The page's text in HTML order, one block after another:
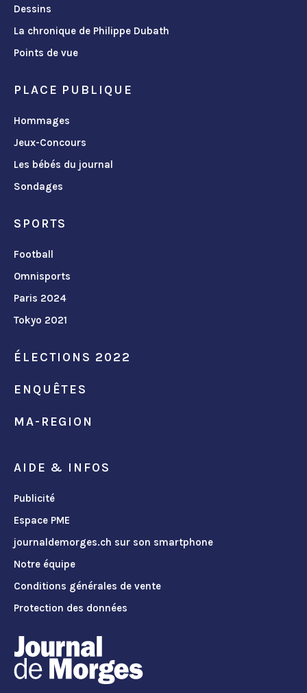
Dessins
La chronique de Philippe Dubath
Points de vue
PLACE PUBLIQUE
Hommages
Jeux-Concours
Les bébés du journal
Sondages
SPORTS
Football
Omnisports
Paris 2024
Tokyo 2021
ÉLECTIONS 2022
ENQUÊTES
MA-REGION
AIDE & INFOS
Publicité
Espace PME
journaldemorges.ch sur son smartphone
Notre équipe
Conditions générales de vente
Protection des données